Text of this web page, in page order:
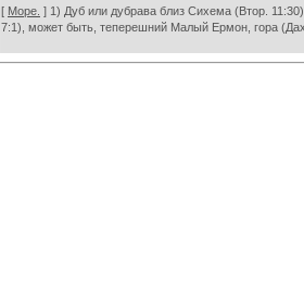
[ Море. ] 1) Дуб или дубрава близ Сихема (Втор.
7:1), может быть, теперешний Малый Ермон, гора